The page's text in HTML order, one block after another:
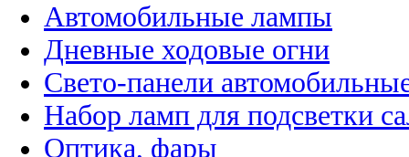
Автомобильные лампы
Дневные ходовые огни
Свето-панели
Набор ламп для подсветки
Оптика, фары